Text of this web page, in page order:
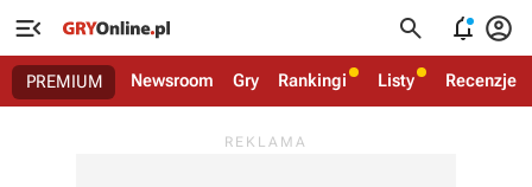
   
PREMIUM Newsroom Gry Rankingi Listy Recenzje